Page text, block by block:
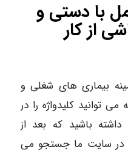
با دستی و
از کار
بیماری های شغلی و
توانید کلیدواژه را در
باشید که بعد از
در سایت ما جستجو می